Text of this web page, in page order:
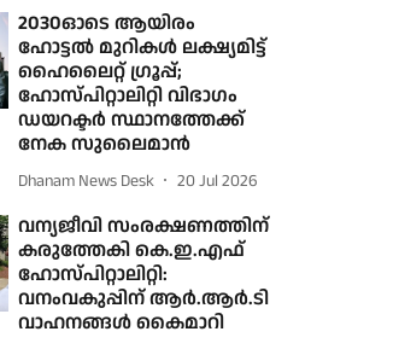
2030ഓടെ ആയിരം
ഹോട്ടല്‍ മുറികള്‍ ലക്ഷ്യമിട്ട്
ഹൈലൈറ്റ് ഗ്രൂപ്പ്;
ഹോസ്പിറ്റാലിറ്റി വിഭാഗം
ഡയറക്ടര്‍ സ്ഥാനത്തേക്ക്
നേക സുലൈമാന്‍
Dhanam News Desk 20 Jul 2026
വന്യജീവി സംരക്ഷണത്തിന്
കരുത്തേകി കെ.ഇ.എഫ്
ഹോസ്പിറ്റാലിറ്റി:
വനംവകുപ്പിന് ആർ.ആർ.ടി
വാഹനങ്ങൾ കൈമാറി